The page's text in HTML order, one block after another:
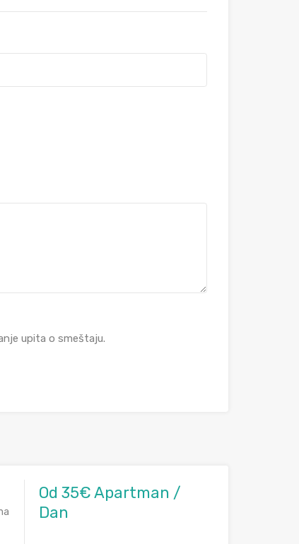
upita o smeštaju.
Od 35€ Apartman /
Dan